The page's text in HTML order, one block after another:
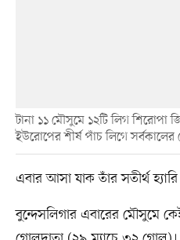
টানা ১১ মৌসুমে ১২টি লিগ শিরোপা
ইউরোপের শীর্ষ পাঁচ লিগে সর্বকালের
এবার আসা যাক তাঁর সতীর্থ হ্যারি
বুন্দেসলিগার এবারের মৌসুমে